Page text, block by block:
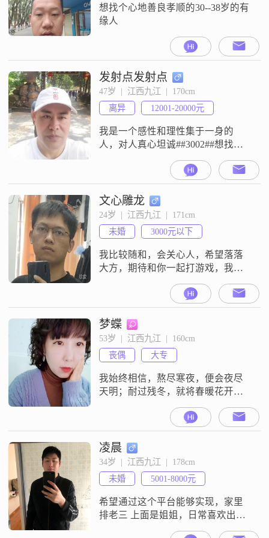
想找个心地善良孝顺的30--38岁的有
缘人
发射点发射点
47岁  |  江西九江  |  170cm
离异
12001-20000元
我是一个感性和理性集于一身的
人，对人真心坦诚##3002##想找个
还可以，年龄相对较轻
文心雕龙
24岁  |  江西九江  |  171cm
未婚
3000元以下
我比较随和，会关心人，希望落落
大方，期待和你一起打游戏，我也
梦蝶
53岁  |  江西九江  |  160cm
丧偶
大专
我始终相信，熬尽寒夜，便会夜尽
天明；耐过残冬，就将春暖花开；
凌晨
34岁  |  江西九江  |  178cm
未婚
5001-8000元
希望通过这个平台能够实现，家里
排老三 上面是姐姐，日常喜欢出去